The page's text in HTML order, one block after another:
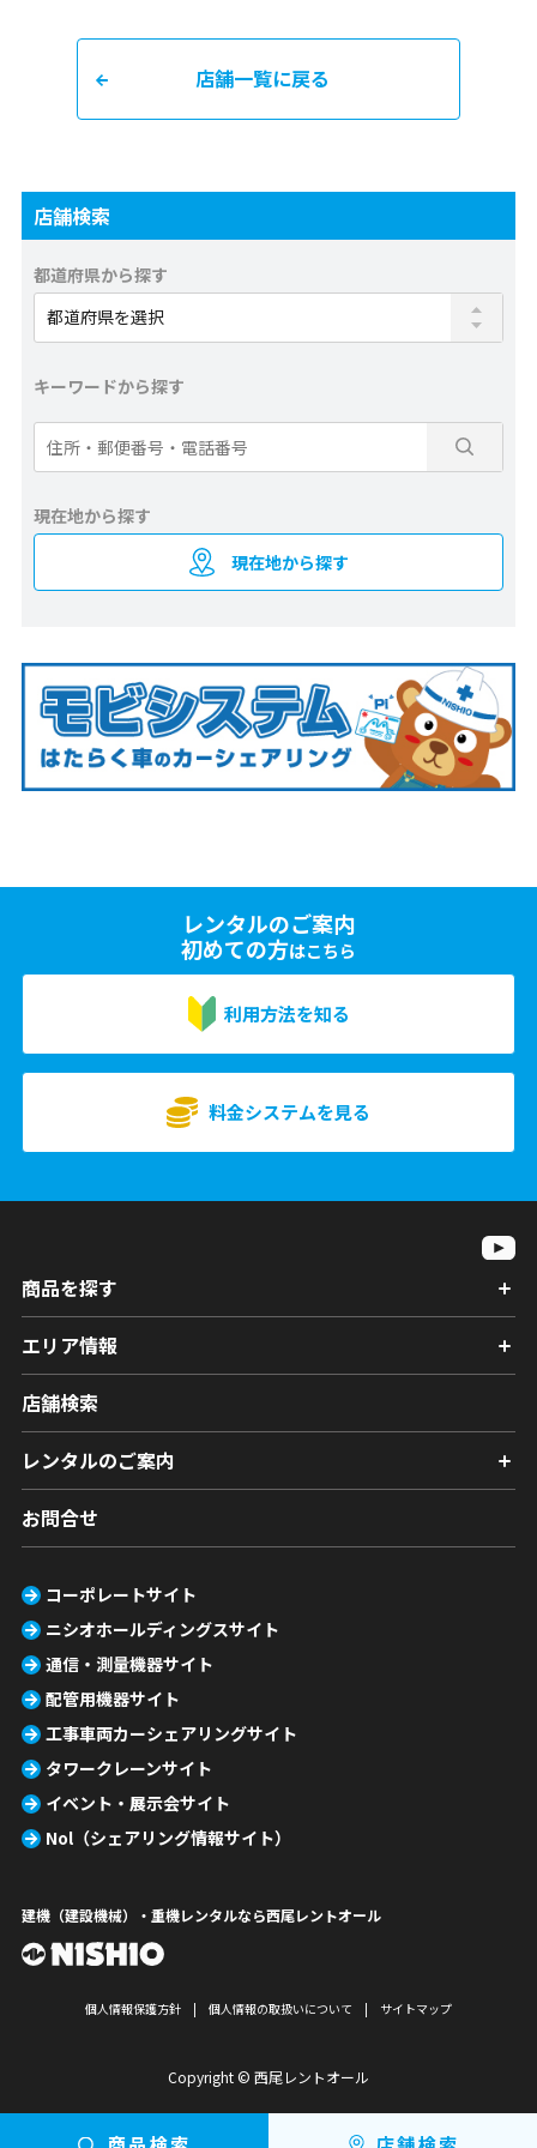
店舗一覧に戻る
店舗検索
都道府県から探す
キーワードから探す
現在地から探す
現在地から探す
レンタルのご案内
初めての方はこちら
利用方法を知る
料金システムを見る
商品を探す
エリア情報
店舗検索
レンタルのご案内
お問合せ
コーポレートサイト
ニシオホールディングスサイト
通信・測量機器サイト
配管用機器サイト
工事車両カーシェアリングサイト
タワークレーンサイト
イベント・展示会サイト
Nol（シェアリング情報サイト）
建機（建設機械）・重機レンタルなら西尾レントオール
個人情報保護方針 個人情報の取扱いについて サイトマップ
Copyright © 西尾レントオール